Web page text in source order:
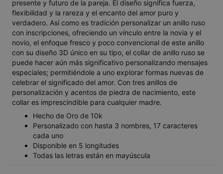
presente y futuro de la pareja. El diseño significa fuerza,
flexibilidad y la rareza y el encanto del amor puro y
verdadero. Así como es tradición personalizar un anillo ruso
con inscripciones, ofreciendo un vínculo entre la novia y el
novio, el enfoque fresco y poco convencional de este anillo
con su diseño 3D único en su tipo, el collar de anillo ruso se
puede hacer aún más significativo personalizando mensajes
especiales; permitiéndole a uno explorar formas nuevas de
celebrar el significado del amor. Con tres anillos de
personalización y acentos de piedra de nacimiento, este
collar es imprescindible para cualquier madre.
Hecho de Oro de 10k
Personalizado con hasta 3 nombres, 17 caracteres
cada uno
Disponible en 5 longitudes
Todas las letras están en mayúscula